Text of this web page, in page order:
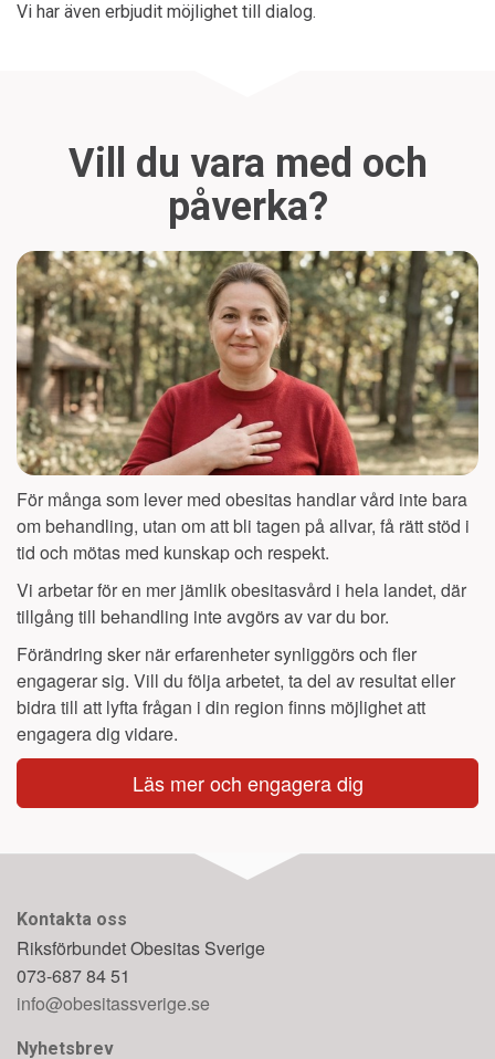
Vi har även erbjudit möjlighet till dialog.
Vill du vara med och
påverka?
För många som lever med obesitas handlar vård inte bara
om behandling, utan om att bli tagen på allvar, få rätt stöd i
tid och mötas med kunskap och respekt.
Vi arbetar för en mer jämlik obesitasvård i hela landet, där
tillgång till behandling inte avgörs av var du bor.
Förändring sker när erfarenheter synliggörs och fler
engagerar sig. Vill du följa arbetet, ta del av resultat eller
bidra till att lyfta frågan i din region finns möjlighet att
engagera dig vidare.
Läs mer och engagera dig
Kontakta oss
Riksförbundet Obesitas Sverige
073-687 84 51
info@obesitassverige.se
Nyhetsbrev